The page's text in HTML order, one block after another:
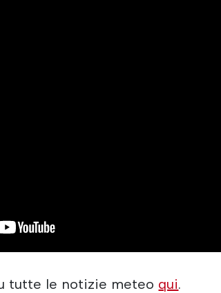
tutte le notizie meteo qui.